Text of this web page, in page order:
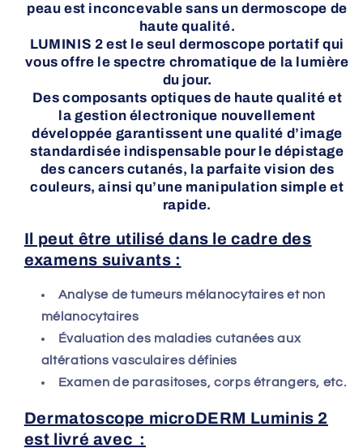
peau est inconcevable sans un dermoscope de
haute qualité.
LUMINIS 2 est le seul dermoscope portatif qui
vous offre le spectre chromatique de la lumière
du jour.
Des composants optiques de haute qualité et
la gestion électronique nouvellement
développée garantissent une qualité d’image
standardisée indispensable pour le dépistage
des cancers cutanés, la parfaite vision des
couleurs, ainsi qu’une manipulation simple et
rapide.
Il peut être utilisé dans le cadre des
examens suivants :
Analyse de tumeurs mélanocytaires et non
mélanocytaires
Évaluation des maladies cutanées aux
altérations vasculaires définies
Examen de parasitoses, corps étrangers, etc.
Dermatoscope microDERM Luminis 2
est livré avec :